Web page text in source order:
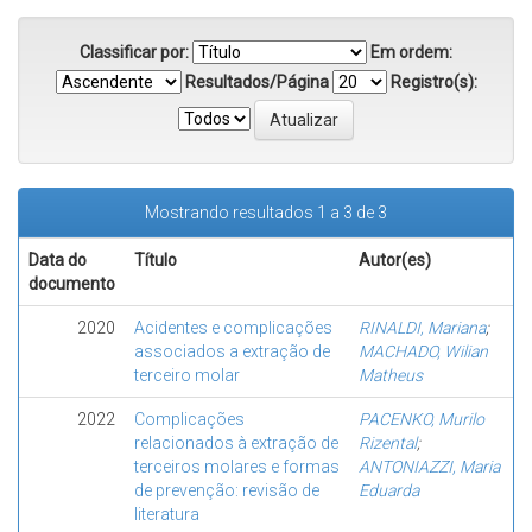
Classificar por:
Em ordem:
Resultados/Página
Registro(s):
Mostrando resultados 1 a 3 de 3
Data do
documento
Título Autor(es)
2020
Acidentes e complicações
associados a extração de
terceiro molar
RINALDI, Mariana;
MACHADO, Wilian
Matheus
2022
Complicações
relacionados à extração de
terceiros molares e formas
de prevenção: revisão de
literatura
PACENKO, Murilo
Rizental;
ANTONIAZZI, Maria
Eduarda